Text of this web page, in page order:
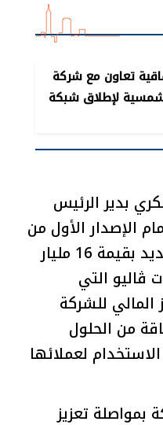
تعاون مع شركة
لإطلاق شبكة
بدير الرئيس
الإصدار الأول من
برنامج سندات التوريق الجديد بقيمة 16 مليار
ڤاليو التي
للشركة
من الحلول
لعملائها
بمواصلة تعزيز